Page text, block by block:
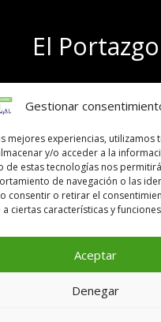
Gestionar
mejores experiencias, utilizamos
y/o acceder a la
de estas tecnologías nos
de navegación o las
consentir o retirar el
ciertas características y
Aceptar
Denegar
El Portazgo
Polígono el Portazgo, nave
50011 Zaragoza
Tel 976 24 96 83
exposicion@expocanal.es
Aviso Legal
Política de cookies